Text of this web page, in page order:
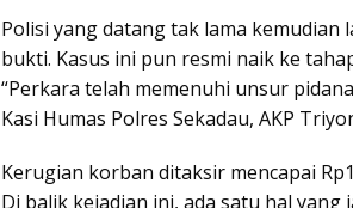
Polisi yang datang tak lama
bukti. Kasus ini pun resmi naik ke
“Perkara telah memenuhi unsur
Kasi Humas Polres Sekadau, AKP
Kerugian korban ditaksir mencapai
Di balik kejadian ini, ada satu hal yang